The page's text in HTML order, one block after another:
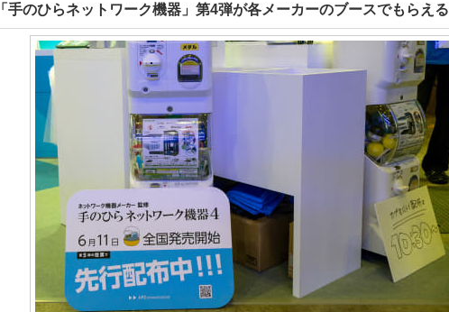
「手のひらネットワーク機器」第4弾が各メーカーのブースでもらえる